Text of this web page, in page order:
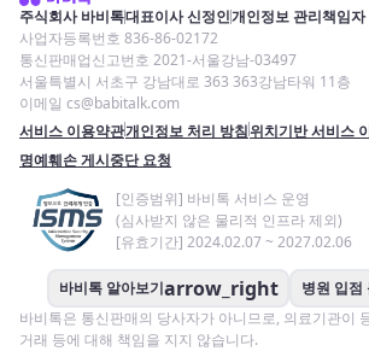
주식회사 바비톡대표이사 신정인개인정보 관리책임자
사업자등록번호 836-86-02172
통신판매업신고번호 2021-서울강남-03497
서울특별시 서초구 강남대로 363 363강남타워 11층
이메일 cs@babitalk.com
서비스 이용약관개인정보 처리 방침위치기반 서비스
명예훼손 게시중단 요청
[인증범위] 바비톡 서비스 운영
(심사받지 않은 물리적 인프라 제외)
[유효기간] 2024.02.07 ~ 2027.02.06
바비톡 알아보기arrow_right 병원 입점
바비톡은 통신판매의 당사자가 아니므로, 의료기관이
거래 등에 대해 책임을 지지 않습니다.